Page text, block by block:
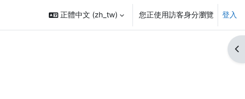
正體中文 ‎(zh_tw)‎ 您正使用訪客身分瀏覽 登入
開